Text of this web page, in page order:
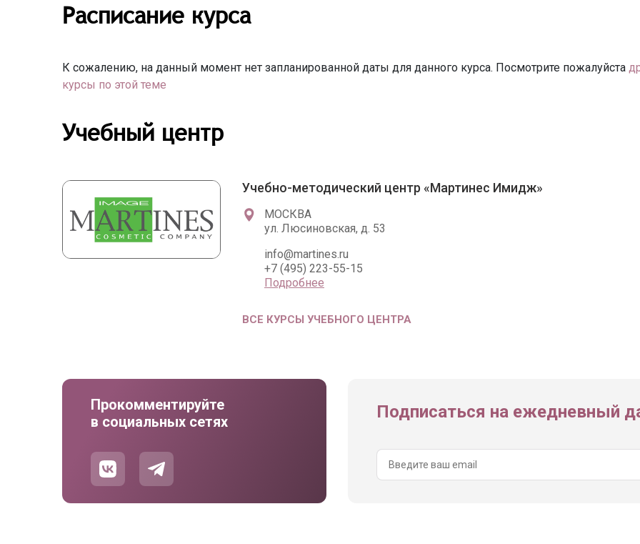
Расписание курса
К сожалению, на данный момент нет запланированной даты для данного курса. Посмотрите пожалуйста
курсы по этой теме
Учебный центр
Учебно-методический центр «Мартинес Имидж»
МОСКВА
ул. Люсиновская, д. 53
info@martines.ru
+7 (495) 223-55-15
Подробнее
ВСЕ КУРСЫ УЧЕБНОГО ЦЕНТРА
Прокомментируйте
в социальных сетях
Подписаться на ежедневный